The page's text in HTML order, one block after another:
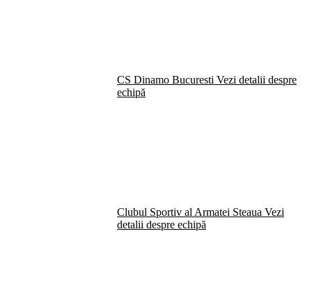
CS Dinamo Bucuresti Vezi detalii despre
echipă
Clubul Sportiv al Armatei Steaua Vezi
detalii despre echipă